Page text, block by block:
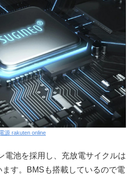
源 rakuten online
電池を採用し、充放電サイクルは
す。BMSも搭載しているので電